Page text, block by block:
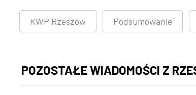
KWP Rzeszów Podsumowanie
POZOSTAŁE WIADOMOŚCI Z